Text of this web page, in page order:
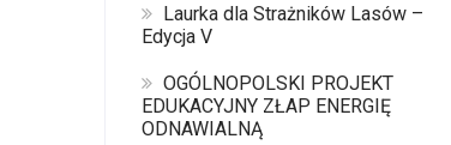
Laurka dla Strażników Lasów –
Edycja V
OGÓLNOPOLSKI PROJEKT
EDUKACYJNY ZŁAP ENERGIĘ
ODNAWIALNĄ